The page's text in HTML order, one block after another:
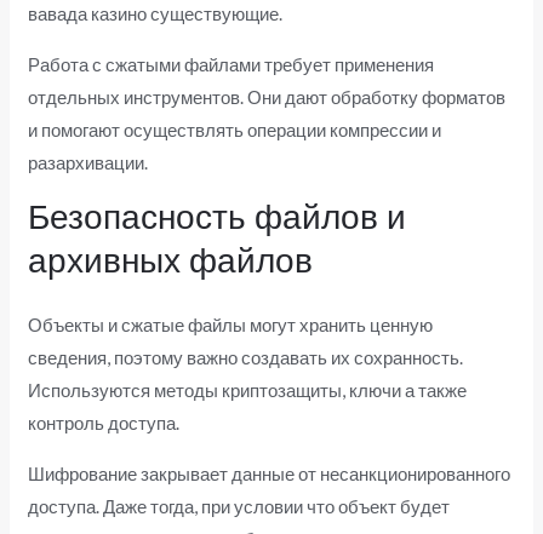
вавада казино существующие.
Работа с сжатыми файлами требует применения
отдельных инструментов. Они дают обработку форматов
и помогают осуществлять операции компрессии и
разархивации.
Безопасность файлов и
архивных файлов
Объекты и сжатые файлы могут хранить ценную
сведения, поэтому важно создавать их сохранность.
Используются методы криптозащиты, ключи а также
контроль доступа.
Шифрование закрывает данные от несанкционированного
доступа. Даже тогда, при условии что объект будет